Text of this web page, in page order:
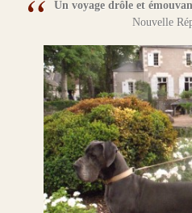
Un voyage drôle et
Nouvelle